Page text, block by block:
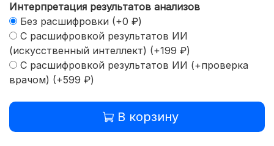
Интерпретация результатов анализов
Без расшифровки (+0 ₽)
С расшифровкой результатов ИИ
(искусственный интеллект) (+199 ₽)
С расшифровкой результатов ИИ (+проверка
врачом) (+599 ₽)
В корзину